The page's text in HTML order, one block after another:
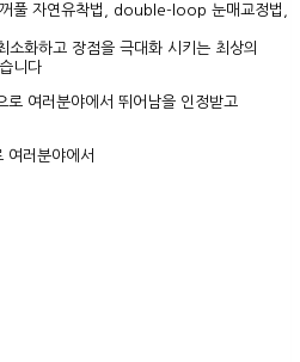
풀 자연유착법, double-loop 눈매교정법,
화하고 장점을 극대화 시키는 최상의
니다
여러분야에서